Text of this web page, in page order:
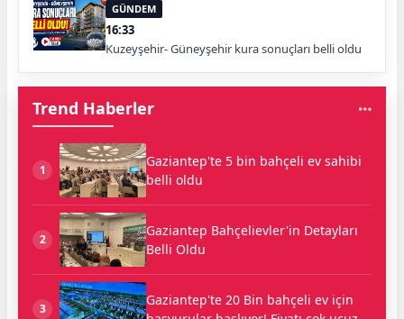
GÜNDEM
16:33
Kuzeyşehir- Güneyşehir kura sonuçları belli oldu
Trend Haberler
1
Gaziantep'te 5 bin bahçeli ev sahibi
belli oldu
2
Gaziantep Bahçelievler'in Detayları
Belli Oldu
3
Gaziantep'te 20 Bin bahçeli ev için